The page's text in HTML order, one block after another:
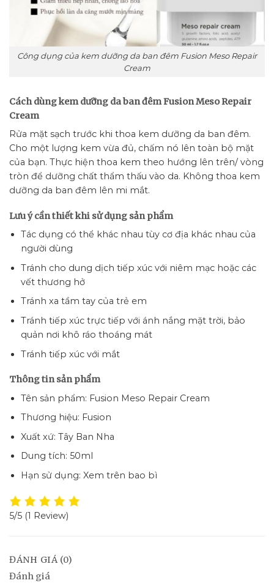
Công dụng của kem dưỡng da ban đêm Fusion Meso Repair
Cream
Cách dùng kem dưỡng da ban đêm Fusion Meso Repair
Cream
Rửa mặt sạch trước khi thoa kem dưỡng da ban đêm.
Cho một lượng kem vừa đủ, chấm nó lên toàn bộ mặt
của bạn. Thực hiện thoa kem theo hướng lên trên/ vòng
tròn để dưỡng chất thẩm thấu vào da. Không thoa kem
dưỡng da ban đêm lên mi mắt.
Lưu ý cần thiết khi sử dụng sản phẩm
Tác dụng có thể khác nhau tùy cơ địa khác nhau của
người dùng
Tránh cho dung dịch tiếp xúc với niêm mạc hoặc các
vết thương hở
Tránh xa tầm tay của trẻ em
Tránh tiếp xúc trực tiếp với ánh nắng mặt trời, bảo
quản nơi khô ráo thoáng mát
Tránh tiếp xúc với mắt
Thông tin sản phẩm
Tên sản phẩm: Fusion Meso Repair Cream
Thương hiệu: Fusion
Xuất xứ: Tây Ban Nha
Dung tích: 50ml
Hạn sử dụng: Xem trên bao bì
5/5 (1 Review)
ĐÁNH GIÁ (0)
Đánh giá